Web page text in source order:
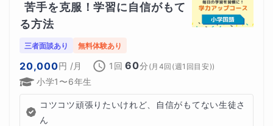
苦手を克服！学習に自信がもて
る方法
三者面談あり 無料体験あり
20,000円 /月 1回 60分 (月4回(週1回目安))
小学1〜6年生
コツコツ頑張りたいけれど、自信がもてない生徒さ
ん